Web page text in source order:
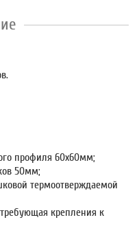
профиля 60х60мм;
50мм;
термоотверждаемой
крепления к